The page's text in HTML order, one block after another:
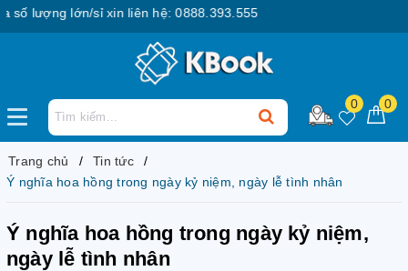
sỉ xin liên hệ: 0888.393.555
0 0
Trang chủ
Tin tức
Ý nghĩa hoa hồng trong ngày kỷ niệm, ngày lễ tình nhân
Ý nghĩa hoa hồng trong ngày kỷ niệm,
ngày lễ tình nhân